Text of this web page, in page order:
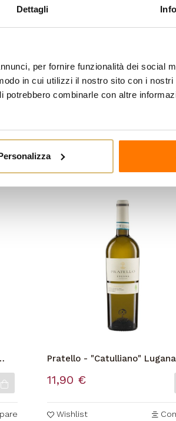
Dettagli
per fornire funzionalità dei social
in cui utilizzi il nostro sito con i
combinarle con altre
Colore Giallo paglierino chiaro
Naso Appaiono note esotiche,
Bocca Diffusa finezza
tipicità, caldo e persistente.
Cibo Tutti i piatti a base di
saporiti di pasta o riso, carni
Pratello - "Catulliano"
11,90 €
Wishlist